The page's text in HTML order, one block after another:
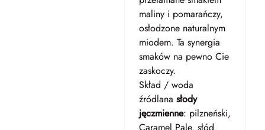
maliny i pomarańczy,
osłodzone naturalnym
miodem. Ta synergia
smaków na pewno Cie
zaskoczy.
Skład / woda
źródlana słody
jęczmienne: pilzneński,